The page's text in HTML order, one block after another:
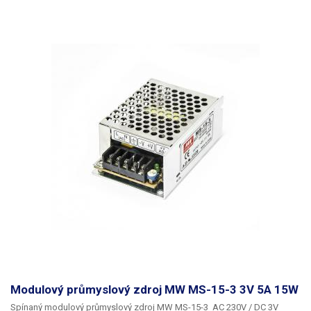
napájení LED pásků použijte tento jednoduchý výpočet: Délka LED
pásku v metrech * výkon na metr * 1,25 (rezerva 25%) = potřebný výkon
zdroje (W). Příklad: 15,5m * 10,4W * 1,25 = 201,5W < 240W = zdroj je
Modulový průmyslový zdroj MW MS-15-3 3V 5A 15W
Spínaný modulový průmyslový zdroj MW MS-15-3 AC 230V / DC 3V